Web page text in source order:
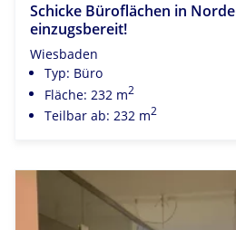
Schicke Büroflächen in
einzugsbereit!
Wiesbaden
Typ: Büro
Fläche: 232 m2
Teilbar ab: 232 m2